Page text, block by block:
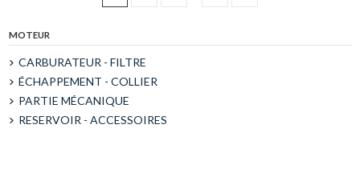
MOTEUR
CARBURATEUR - FILTRE
ÉCHAPPEMENT - COLLIER
PARTIE MÉCANIQUE
RESERVOIR - ACCESSOIRES